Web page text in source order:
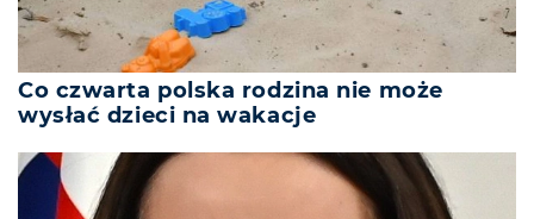
Co czwarta polska rodzina nie może
wysłać dzieci na wakacje